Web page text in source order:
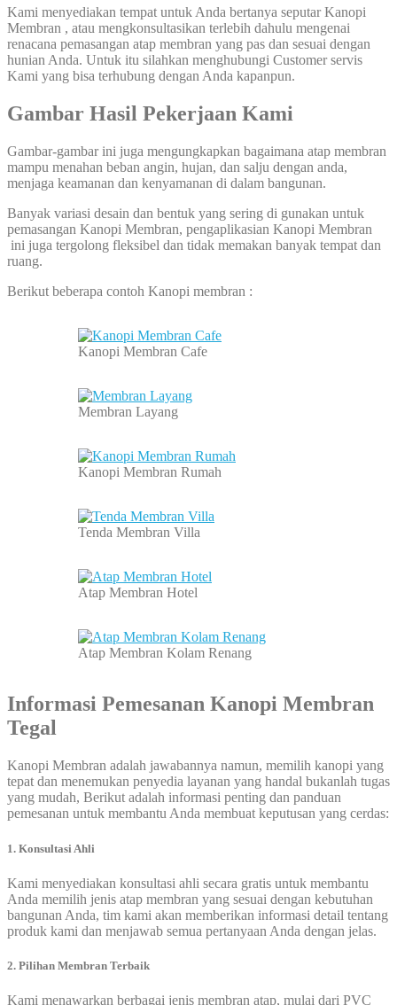
Kami menyediakan tempat untuk Anda bertanya seputar Kanopi
Membran , atau mengkonsultasikan terlebih dahulu mengenai
renacana pemasangan atap membran yang pas dan sesuai dengan
hunian Anda. Untuk itu silahkan menghubungi Customer servis
Kami yang bisa terhubung dengan Anda kapanpun.
Gambar Hasil Pekerjaan Kami
Gambar-gambar ini juga mengungkapkan bagaimana atap membran
mampu menahan beban angin, hujan, dan salju dengan anda,
menjaga keamanan dan kenyamanan di dalam bangunan.
Banyak variasi desain dan bentuk yang sering di gunakan untuk
pemasangan Kanopi Membran, pengaplikasian Kanopi Membran
ini juga tergolong fleksibel dan tidak memakan banyak tempat dan
ruang.
Berikut beberapa contoh Kanopi membran :
Kanopi Membran Cafe
Membran Layang
Kanopi Membran Rumah
Tenda Membran Villa
Atap Membran Hotel
Atap Membran Kolam Renang
Informasi Pemesanan Kanopi Membran
Tegal
Kanopi Membran adalah jawabannya namun, memilih kanopi yang
tepat dan menemukan penyedia layanan yang handal bukanlah tugas
yang mudah, Berikut adalah informasi penting dan panduan
pemesanan untuk membantu Anda membuat keputusan yang cerdas:
1. Konsultasi Ahli
Kami menyediakan konsultasi ahli secara gratis untuk membantu
Anda memilih jenis atap membran yang sesuai dengan kebutuhan
bangunan Anda, tim kami akan memberikan informasi detail tentang
produk kami dan menjawab semua pertanyaan Anda dengan jelas.
2. Pilihan Membran Terbaik
Kami menawarkan berbagai jenis membran atap, mulai dari PVC